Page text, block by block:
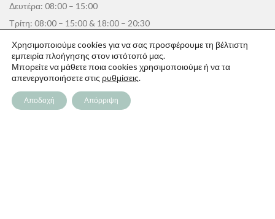
Δευτέρα: 08:00 – 15:00
Τρίτη: 08:00 – 15:00 & 18:00 – 20:30
Τετάρτη: 08:00 – 15:00
Πέμπτη: 08:00 – 15:00 & 18:00 – 20:30
Παρασκευή: 08:00 – 15:00
Σάββατο: 08:00 – 14:30
Κυριακή: Κλειστά
Χρησιμοποιούμε cookies για να σας προσφέρουμε τη βέλτιστη
εμπειρία πλοήγησης στον ιστότοπό μας.
Μπορείτε να μάθετε ποια cookies χρησιμοποιούμε ή να τα
απενεργοποιήσετε στις ρυθμίσεις.
Αποδοχή Απόρριψη